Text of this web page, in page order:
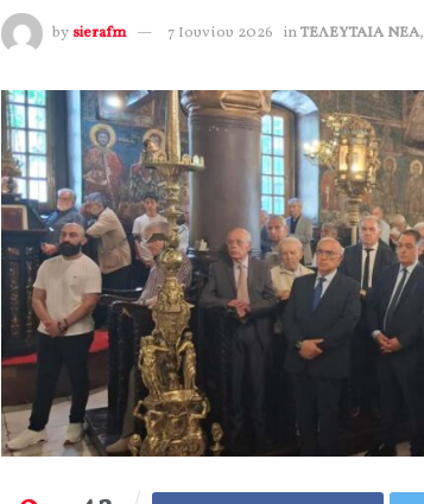
by sierafm 7 Ιουνίου 2026 inΤΕΛΕΥΤΑΙΑ ΝΕΑ,